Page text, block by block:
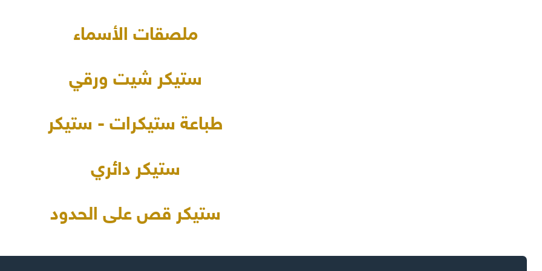
ملصقات الأسماء
ستيكر شيت ورقي
طباعة ستيكرات - ستيكر
ستيكر دائري
ستيكر قص على الحدود